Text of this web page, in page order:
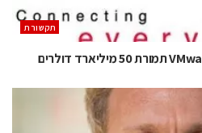
תקשורת